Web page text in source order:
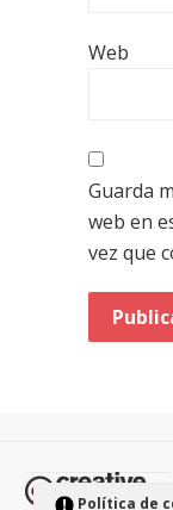
Política de
Web
Guarda
web en
vez que